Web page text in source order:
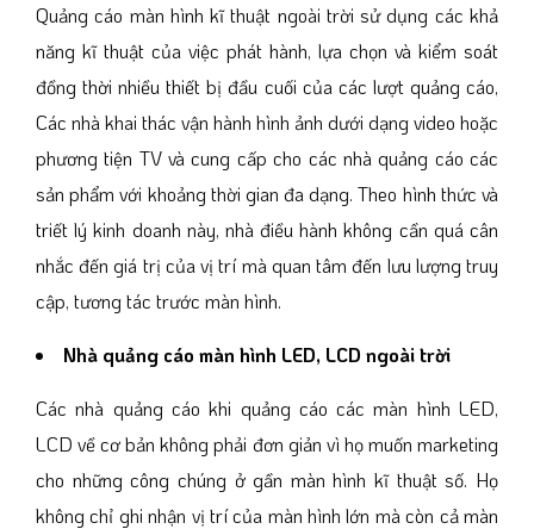
Quảng cáo màn hình kĩ thuật ngoài trời sử dụng các khả
năng kĩ thuật của việc phát hành, lựa chọn và kiểm soát
đồng thời nhiều thiết bị đầu cuối của các lượt quảng cáo,
Các nhà khai thác vận hành hình ảnh dưới dạng video hoặc
phương tiện TV và cung cấp cho các nhà quảng cáo các
sản phẩm với khoảng thời gian đa dạng. Theo hình thức và
triết lý kinh doanh này, nhà điều hành không cần quá cân
nhắc đến giá trị của vị trí mà quan tâm đến lưu lượng truy
cập, tương tác trước màn hình.
Nhà quảng cáo màn hình LED, LCD ngoài trời
Các nhà quảng cáo khi quảng cáo các màn hình LED,
LCD về cơ bản không phải đơn giản vì họ muốn marketing
cho những công chúng ở gần màn hình kĩ thuật số. Họ
không chỉ ghi nhận vị trí của màn hình lớn mà còn cả màn